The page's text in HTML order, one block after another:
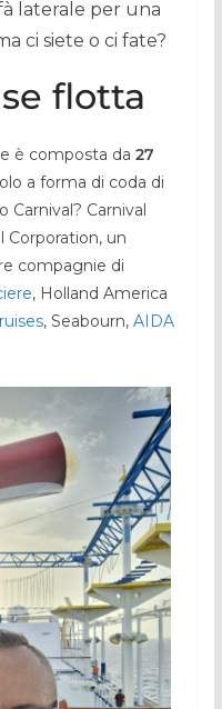
laterale per una
ci siete o ci fate?
flotta
è composta da 27
a forma di coda di
Carnival? Carnival
Corporation, un
compagnie di
, Holland America
, Seabourn, AIDA